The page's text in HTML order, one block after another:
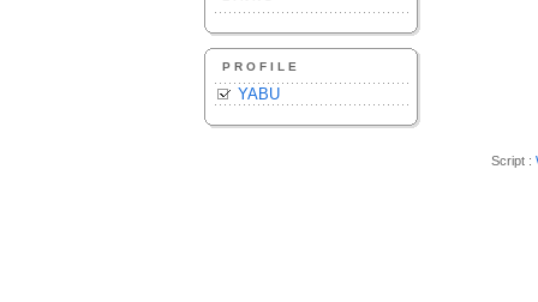
PROFILE
YABU
Script :